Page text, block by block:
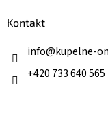
Kontakt
info@kupelne-
+420 733 640 565